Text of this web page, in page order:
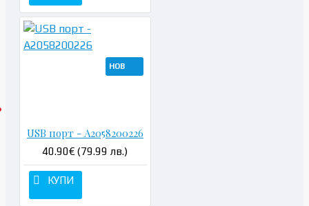
НОВ
USB порт - A2058200226
40.90€ (79.99 лв.)
КУПИ